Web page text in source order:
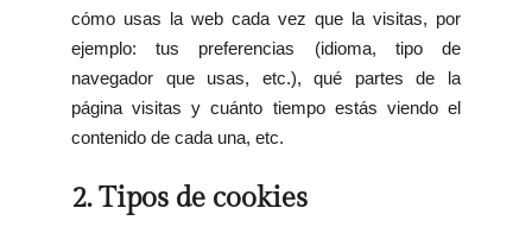
cómo usas la web cada vez que la visitas, por
ejemplo: tus preferencias (idioma, tipo de
navegador que usas, etc.), qué partes de la
página visitas y cuánto tiempo estás viendo el
contenido de cada una, etc.
2. Tipos de cookies